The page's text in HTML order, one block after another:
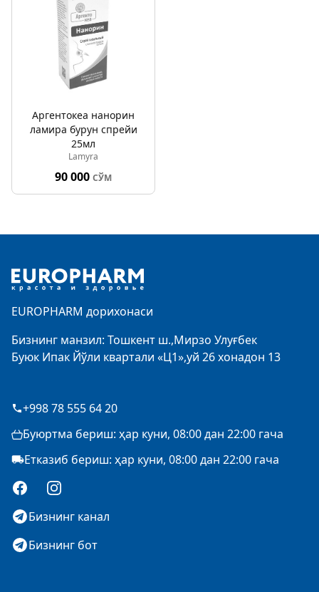
Аргентокеа нанорин
ламира бурун спрейи
25мл
Lamyra
90 000 СЎМ
EUROPHARM дорихонаси
Бизнинг манзил: Тошкент ш.,Мирзо Улуғбек
Буюк Ипак Йўли квартали «Ц1»,уй 26 хонадон 13
+998 78 555 64 20
Буюртма бериш: ҳар куни, 08:00 дан 22:00 гача
Етказиб бериш: ҳар куни, 08:00 дан 22:00 гача
FacebookInstagram
Бизнинг канал
Бизнинг бот